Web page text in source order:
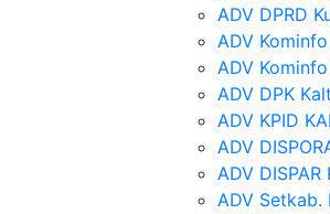
ADV DPRD
ADV
ADV
ADV DPK
ADV KPID
ADV
ADV DISPAR
ADV Setkab.